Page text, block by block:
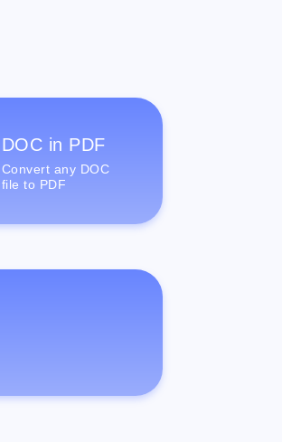
DOC in PDF
Convert any DOC
file to PDF